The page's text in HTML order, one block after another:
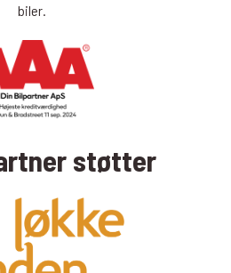
biler.
støtter